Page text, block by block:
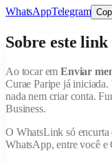
WhatsAppTelegram
Sobre este link
Ao tocar emEnviar
Curae Paripe já iniciada.
nada nem criar conta.
Business.
O WhatsLink só encurta
WhatsApp, entre você e